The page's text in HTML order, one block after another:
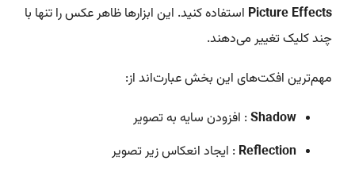
Picture Effects استفاده کنید. این ابزارها ظاهر عکس را تنها با
چند کلیک تغییر می‌دهند.
مهم‌ترین افکت‌های این بخش عبارت‌اند از:
Shadow: افزودن سایه به تصویر
Reflection : ایجاد انعکاس زیر تصویر